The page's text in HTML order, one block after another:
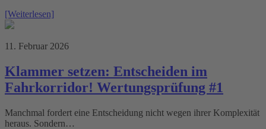
[Weiterlesen]
11. Februar 2026
Klammer setzen: Entscheiden im
Fahrkorridor! Wertungsprüfung #1
Manchmal fordert eine Entscheidung nicht wegen ihrer Komplexität
heraus. Sondern…